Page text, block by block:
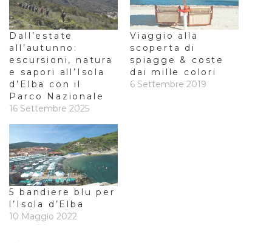
Dall’estate
all’autunno:
escursioni, natura
e sapori all’Isola
d’Elba con il
Parco Nazionale
16 Settembre 2025
Viaggio alla
scoperta di
spiagge & coste
dai mille colori
6 Settembre 2019
5 bandiere blu per
l’Isola d’Elba
10 Maggio 2022